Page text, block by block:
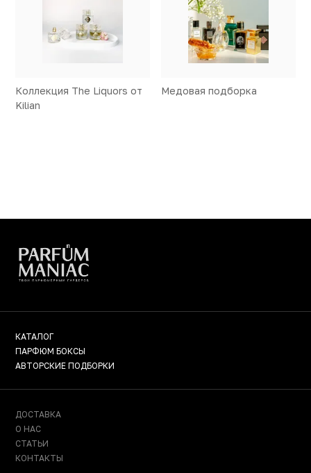
Коллекция The Liquors от
Kilian
Медовая подборка
КАТАЛОГ
ПАРФЮМ БОКСЫ
АВТОРСКИЕ ПОДБОРКИ
ДОСТАВКА
О НАС
СТАТЬИ
КОНТАКТЫ